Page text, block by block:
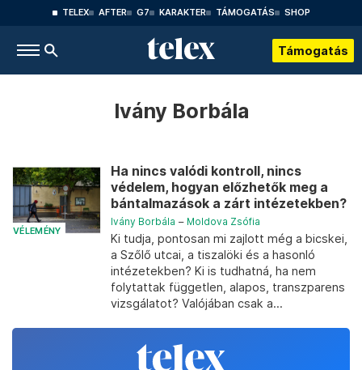
TELEX AFTER G7 KARAKTER TÁMOGATÁS SHOP
Támogatás
Ivány Borbála
VÉLEMÉNY
Ha nincs valódi kontroll, nincs
védelem, hogyan előzhetők meg a
bántalmazások a zárt intézetekben?
Ivány Borbála – Moldova Zsófia
Ki tudja, pontosan mi zajlott még a bicskei,
a Szőlő utcai, a tiszalöki és a hasonló
intézetekben? Ki is tudhatná, ha nem
folytattak független, alapos, transzparens
vizsgálatot? Valójában csak a...